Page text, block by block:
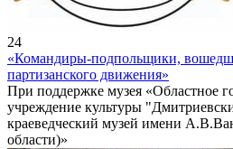
24
«Командиры-подпольщики,
партизанского движения»
При поддержке музея «Областное
учреждение культуры
краеведческий музей имени
области)»